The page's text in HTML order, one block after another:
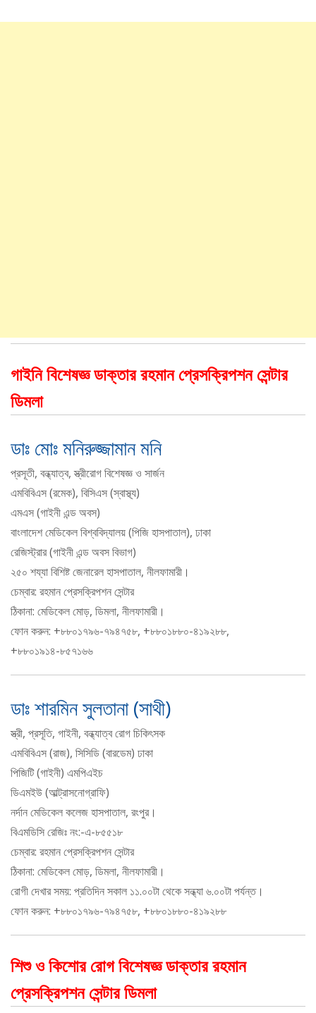
গাইনি বিশেষজ্ঞ ডাক্তার রহমান প্রেসক্রিপশন সেন্টার
ডিমলা
ডাঃ মোঃ মনিরুজ্জামান মনি
প্রসূতী, বন্ধ্যাত্ব, স্ত্রীরোগ বিশেষজ্ঞ ও সার্জন
এমবিবিএস (রমেক), বিসিএস (স্বাস্থ্য)
এমএস (গাইনী এন্ড অবস)
বাংলাদেশ মেডিকেল বিশ্ববিদ্যালয় (পিজি হাসপাতাল), ঢাকা
রেজিস্ট্রার (গাইনী এন্ড অবস বিভাগ)
২৫০ শয্যা বিশিষ্ট জেনারেল হাসপাতাল, নীলফামারী।
চেম্বার: রহমান প্রেসক্রিপশন সেন্টার
ঠিকানা: মেডিকেল মোড়, ডিমলা, নীলফামারী।
ফোন করুন: +৮৮০১৭৯৬-৭৯৪৭৫৮, +৮৮০১৮৮০-৪১৯২৮৮,
+৮৮০১৯১৪-৮৫৭১৬৬
ডাঃ শারমিন সুলতানা (সাথী)
স্ত্রী, প্রসূতি, গাইনী, বন্ধ্যাত্ব রোগ চিকিৎসক
এমবিবিএস (রাজ), সিসিডি (বারডেম) ঢাকা
পিজিটি (গাইনী) এমপিএইচ
ডিএমইউ (আল্ট্রাসনোগ্রাফি)
নর্দান মেডিকেল কলেজ হাসপাতাল, রংপুর।
বিএমডিসি রেজিঃ নং:-এ-৮৫৫১৮
চেম্বার: রহমান প্রেসক্রিপশন সেন্টার
ঠিকানা: মেডিকেল মোড়, ডিমলা, নীলফামারী।
রোগী দেখার সময়: প্রতিদিন সকাল ১১.০০টা থেকে সন্ধ্যা ৬.০০টা পর্যন্ত।
ফোন করুন: +৮৮০১৭৯৬-৭৯৪৭৫৮, +৮৮০১৮৮০-৪১৯২৮৮
শিশু ও কিশোর রোগ বিশেষজ্ঞ ডাক্তার রহমান
প্রেসক্রিপশন সেন্টার ডিমলা